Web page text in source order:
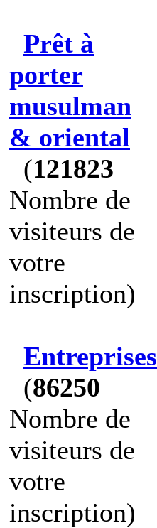
Prêt à
porter
musulman
& oriental
(121823
Nombre de
visiteurs de
votre
inscription)
Entreprises
(86250
Nombre de
visiteurs de
votre
inscription)